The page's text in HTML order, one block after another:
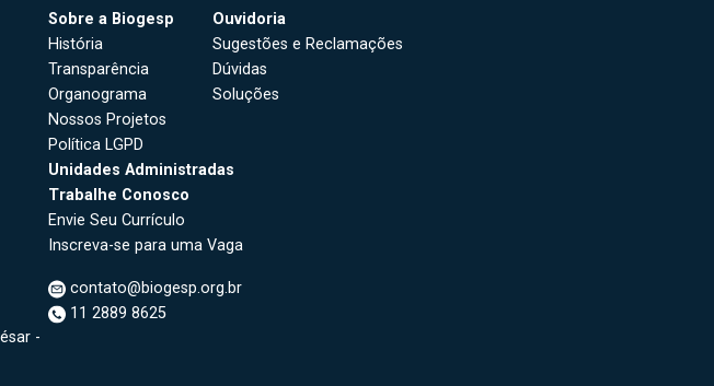
-
Sobre a Biogesp
História
Transparência
Organograma
Nossos Projetos
Política LGPD
Ouvidoria
Sugestões e Reclamações
Dúvidas
Soluções
Unidades Administradas
Trabalhe Conosco
Envie Seu Currículo
Inscreva-se para uma Vaga
contato@biogesp.org.br
11 2889 8625